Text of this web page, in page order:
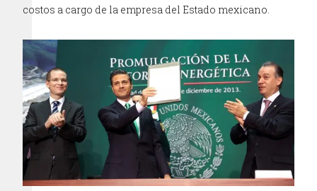
costos a cargo de la empresa del Estado mexicano.